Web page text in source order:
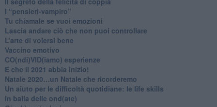
​I “pensieri-vampiro”
​Tu chiamale se vuoi emozioni
​Lascia andare ciò che non puoi controllare
L’arte di volersi bene
​Vaccino emotivo
CO(ndi)VID(iamo) esperienze
​E che il 2021 abbia inizio!
​Natale 2020…un Natale che ricorderemo
Un aiuto per le difficoltà quotidiane: le life skills
​In balia delle ond(ate)